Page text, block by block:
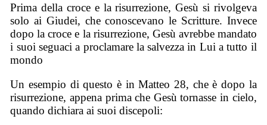
Prima della croce e la risurrezione, Gesù si rivolgeva
solo ai Giudei, che conoscevano le Scritture. Invece
dopo la croce e la risurrezione, Gesù avrebbe mandato
i suoi seguaci a proclamare la salvezza in Lui a tutto il
mondo
Un esempio di questo è in Matteo 28, che è dopo la
risurrezione, appena prima che Gesù tornasse in cielo,
quando dichiara ai suoi discepoli: